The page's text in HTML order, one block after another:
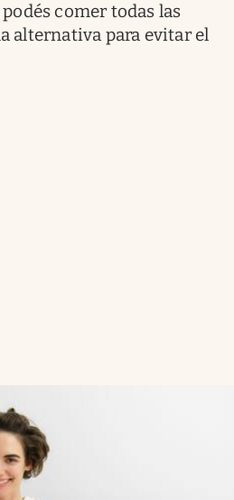
comer todas las
alternativa para evitar el